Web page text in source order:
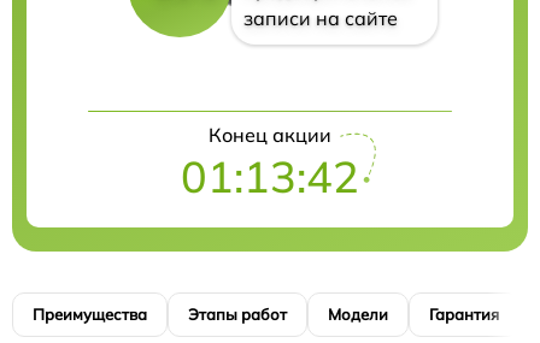
записи на сайте
Конец акции
01:13:41
Преимущества Этапы работ Модели Гарантия